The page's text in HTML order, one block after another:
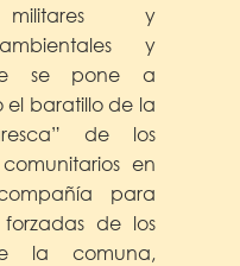
militares y
y
se pone a
el baratillo de la
de los
en
para
de los
la comuna,